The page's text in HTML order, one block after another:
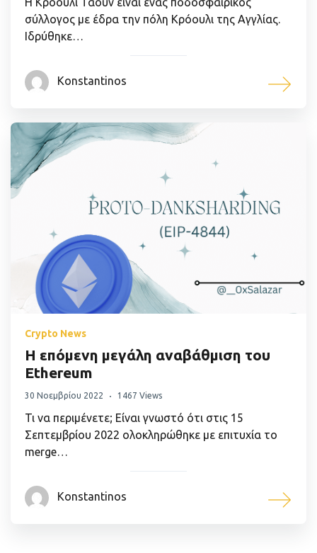
σύλλογος με έδρα την πόλη Κρόουλι της Αγγλίας.
Ιδρύθηκε…
Konstantinos
Crypto News
Η επόμενη μεγάλη αναβάθμιση του
Ethereum
30 Νοεμβρίου 2022 1467 Views
Τι να περιμένετε; Είναι γνωστό ότι στις 15
Σεπτεμβρίου 2022 ολοκληρώθηκε με επιτυχία το
merge…
Konstantinos